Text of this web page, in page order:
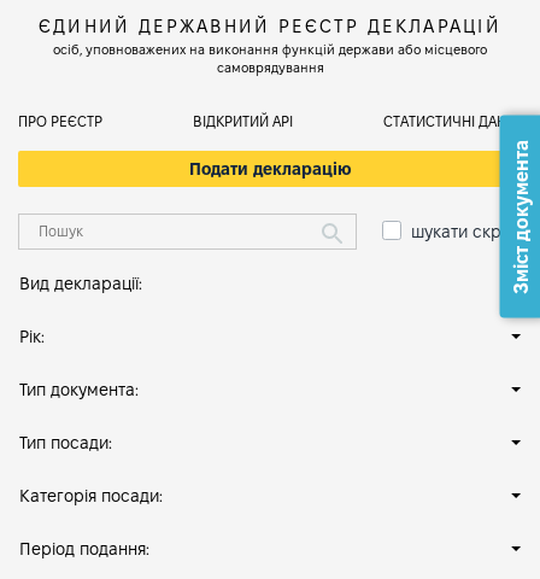
ЄДИНИЙ ДЕРЖАВНИЙ РЕЄСТР ДЕКЛАРАЦІЙ
осіб, уповноважених на виконання функцій держави або місцевого
самоврядування
ПРО РЕЄСТР ВІДКРИТИЙ АРІ СТАТИСТИЧНІ ДАНІ
Подати декларацію
шукати скрізь
Вид декларації:
Рік:
Тип документа:
Тип посади:
Категорія посади:
Період подання:
Зміст документа